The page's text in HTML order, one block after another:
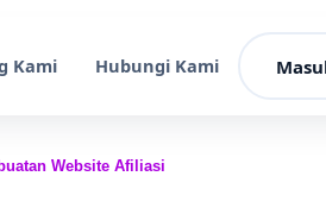
Kami Hubungi Kami
Website Afiliasi